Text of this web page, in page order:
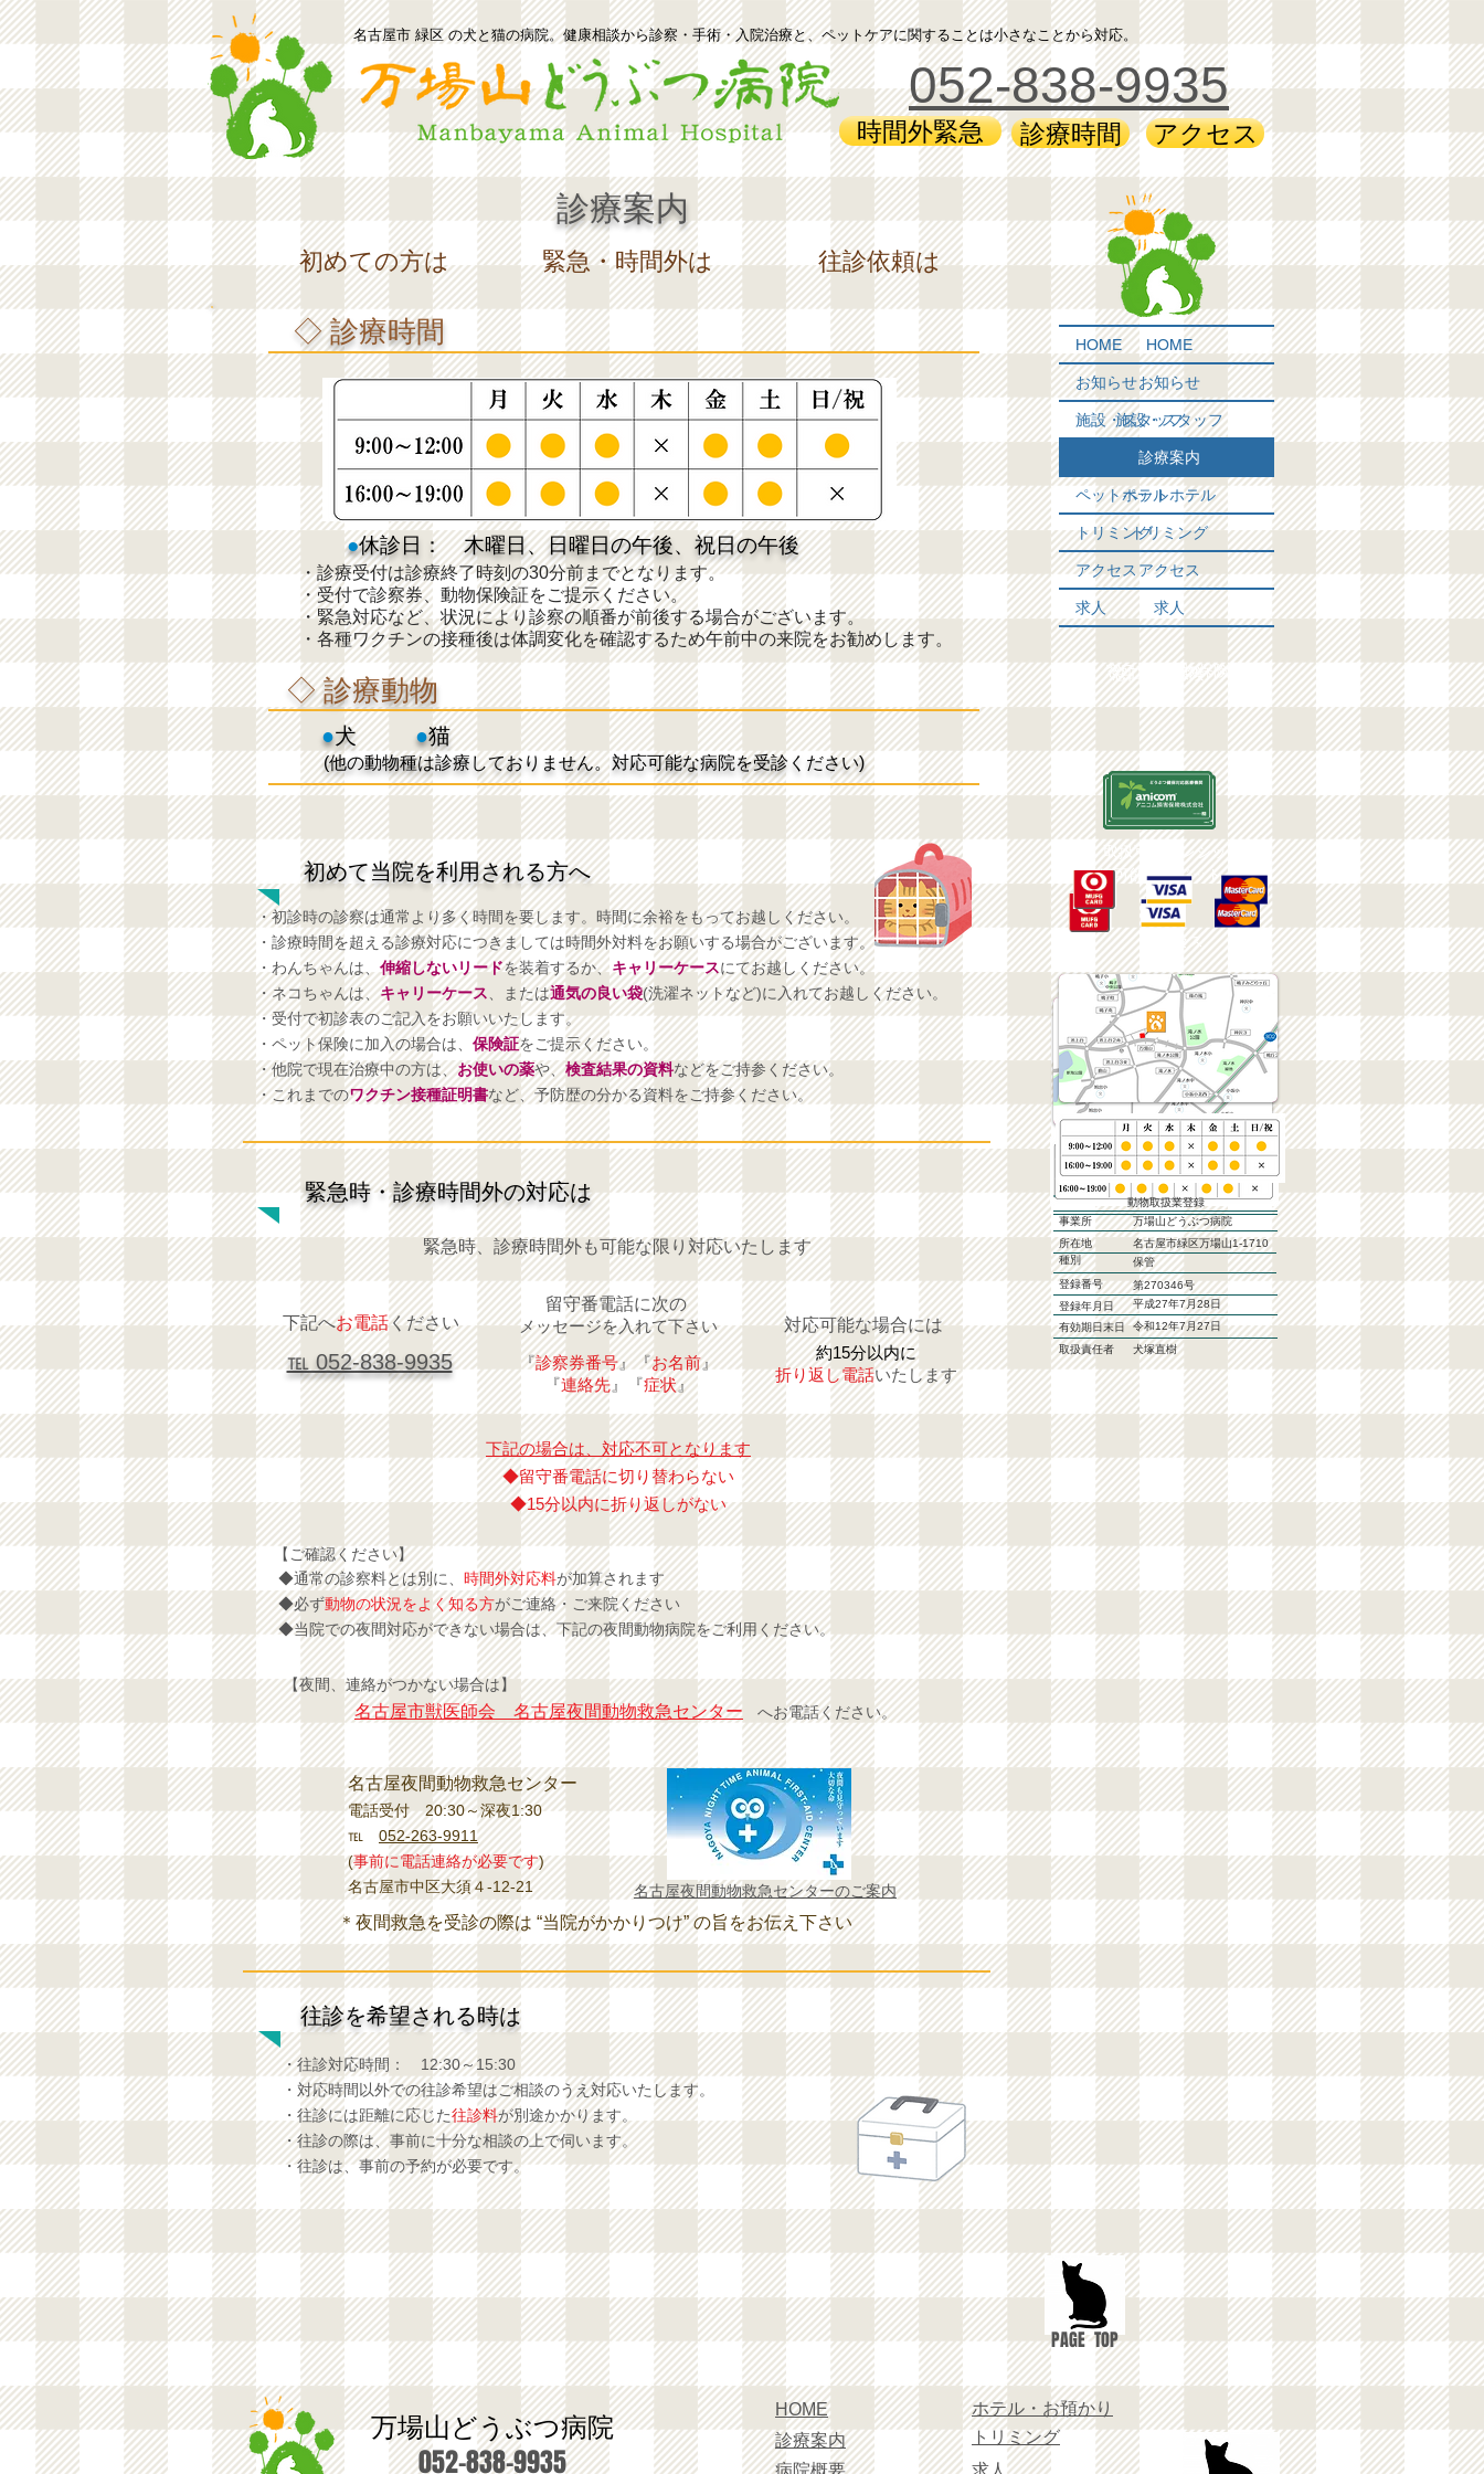
名古屋市 緑区 の犬と猫の病院。健康相談から診察・手術・入院治療と、ペットケアに関することは小さなことから対応。
診療時間 アクセス
時間外緊急
052-838-9935
診療案内
◇ 診療時間
●休診日： 木曜日、日曜日の午後、祝日の午後
・診療受付は診療終了時刻の30分前までとなります。
・受付で診察券、動物保険証をご提示ください。
・緊急対応など、状況により診察の順番が前後する場合がございます。
・各種ワクチンの接種後は体調変化を確認するため午前中の来院をお勧めします。
◇ 診療動物
●犬 ●猫
(他の動物種は診療しておりません。対応可能な病院を受診ください)
初めて当院を利用される方へ
・初診時の診察は通常より多く時間を要します。時間に余裕をもってお越しください。
・診療時間を超える診療対応につきましては時間外対料をお願いする場合がございます。
・わんちゃんは、 伸縮しないリードを装着するか、キャリーケースにてお越しください。
・ネコちゃんは、キャリーケース 、または通気の良い袋(洗濯ネットなど)に入れてお越しください。
・受付で初診表のご記入をお願いいたします。
・ペット保険に加入の場合は、 保険証をご提示ください。
・他院で現在治療中の方は、お使いの薬や、検査結果の資料などをご持参ください。
​・これまでのワクチン接種証明書など、予防歴の分かる資料をご持参ください。
緊急時・診療時間外の対応は
緊急時、診療時間外も可能な限り対応いたします
下記へお電話ください
℡ 052-838-9935
​留守番電話に次の
メッセージを入れて下さい
『連絡先』『症状』
『診察券番号』『お名前』
​対応可能な場合には
折り返し電話いたします
約15分以内に
下記の場合は、対応不可となります
◆留守番電話に切り替わらない
◆15分以内に折り返しがない
◆通常の診察料とは別に、 時間外対応料が加算されます
◆必ず動物の状況をよく知る方がご連絡・ご来院ください
◆当院での夜間対応ができない場合は、下記の夜間動物病院をご利用ください。
【ご確認ください】
【夜間、連絡がつかない場合は】
名古屋市獣医師会 名古屋夜間動物救急センター へお電話ください。
名古屋夜間動物救急センターのご案内
名古屋夜間動物救急センター
電話受付 20:30～深夜1:30
℡ 052-263-9911
(事前に電話連絡が必要です)
名古屋市中区大須４-12-21
＊夜間救急を受診の際は “当院がかかりつけ” の旨をお伝え下さい
往診を希望される時は
・往診対応時間： 12:30～15:30
・対応時間以外での往診希望はご相談のうえ対応いたします。
・往診には距離に応じた往診料が別途かかります。
・往診の際は、事前に十分な相談の上で伺います。
・往診は、事前の予約が必要です。
緊急・時間外は
初めての方は 往診依頼は
HOME
お知らせ
施設・スタッフ
ペットホテル
トリミング
アクセス
求人
窓口対応保険
取扱可能クレジット
PAGE TOP
HOME
お知らせ
施設・スタッフ
診療案内
ペットホテル
トリミング
アクセス
求人
窓口対応動物保険
取扱可能クレジット
アクセス
動物取扱業登録
事業所
万場山どうぶつ病院
所在地
名古屋市緑区万場山1-1710
種別
保管
登録番号
第270346号
登録年月日
平成27年7月28日
有効期日末日令和12年7月27日
取扱責任者
犬塚直樹
052-838-9935
万場山どうぶつ病院
HOME
診療案内
病院概要
ホテル・お預かり
トリミング
求人